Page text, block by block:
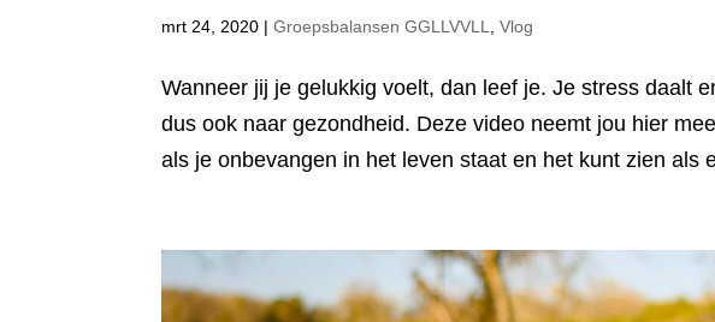
mrt 24, 2020 |Groepsbalansen GGLLVVLL ,Vlog
Wanneer jij je gelukkig voelt, dan leef je. Je stress daalt
dus ook naar gezondheid. Deze video neemt jou hier
als je onbevangen in het leven staat en het kunt zien als